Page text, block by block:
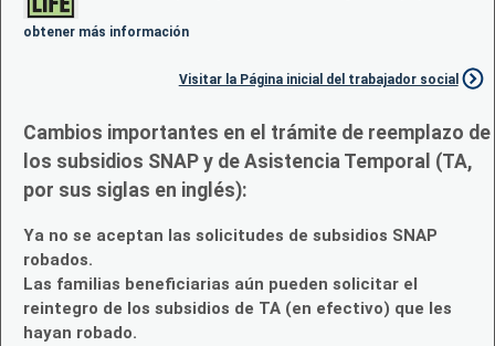
obtener más información
Visitar la Página inicial del trabajador social
Cambios importantes en el trámite de reemplazo de
los subsidios SNAP y de Asistencia Temporal (TA,
por sus siglas en inglés):
Ya no se aceptan las solicitudes de subsidios SNAP
robados.
Las familias beneficiarias aún pueden solicitar el
reintegro de los subsidios de TA (en efectivo) que les
hayan robado.